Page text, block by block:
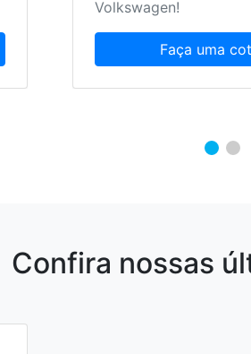
Volkswagen!
Faça uma
Confira nossas